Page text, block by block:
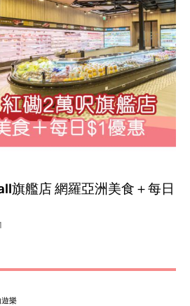
旗艦店 網羅亞洲美食＋每日
遊樂